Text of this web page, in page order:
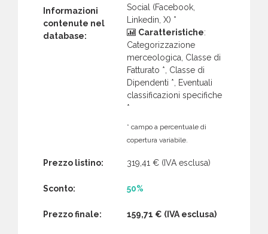
Informazioni
contenute nel
database:
Social (Facebook,
Linkedin, X) *
Caratteristiche:
Categorizzazione
merceologica, Classe di
Fatturato *, Classe di
Dipendenti *, Eventuali
classificazioni specifiche
*
* campo a percentuale di
copertura variabile.
Prezzo listino: 319,41 € (IVA esclusa)
Sconto: 50%
Prezzo finale: 159,71 € (IVA esclusa)